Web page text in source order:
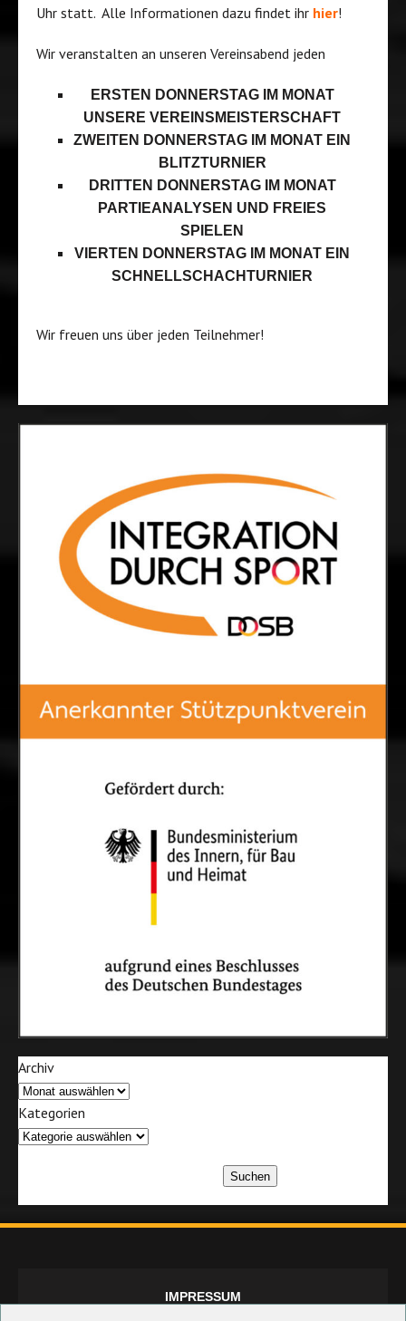
Uhr statt. Alle Informationen dazu findet ihr hier!
Wir veranstalten an unseren Vereinsabend jeden
ERSTEN DONNERSTAG IM MONAT
UNSERE VEREINSMEISTERSCHAFT
ZWEITEN DONNERSTAG IM MONAT EIN
BLITZTURNIER
DRITTEN DONNERSTAG IM MONAT
PARTIEANALYSEN UND FREIES
SPIELEN
VIERTEN DONNERSTAG IM MONAT EIN
SCHNELLSCHACHTURNIER
Wir freuen uns über jeden Teilnehmer!
Archiv
Kategorien
Suchen
IMPRESSUM